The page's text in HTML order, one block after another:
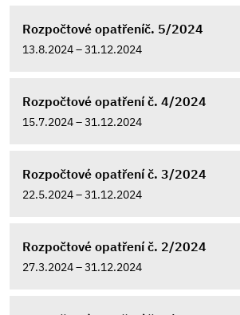
Rozpočtové opatřeníč. 5/2024
13.8.2024 – 31.12.2024
Rozpočtové opatření č. 4/2024
15.7.2024 – 31.12.2024
Rozpočtové opatření č. 3/2024
22.5.2024 – 31.12.2024
Rozpočtové opatření č. 2/2024
27.3.2024 – 31.12.2024